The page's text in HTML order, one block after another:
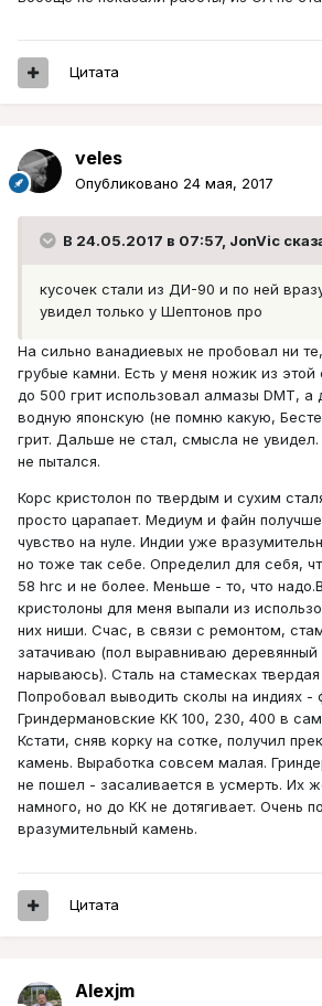
Цитата
veles
Опубликовано 24 мая, 2017
В 24.05.2017 в 07:57, JonVic
кусочек стали из ДИ-90 и по ней
увидел только у Шептонов про
На сильно ванадиевых не пробовал ни
грубые камни. Есть у меня ножик из
до 500 грит использовал алмазы DMT, а
водную японскую (не помню какую,
грит. Дальше не стал, смысла не
не пытался.
Корс кристолон по твердым и сухим
просто царапает. Медиум и файн
чувство на нуле. Индии уже
но тоже так себе. Определил для себя,
58 hrc и не более. Меньше - то, что
кристолоны для меня выпали из
них ниши. Счас, в связи с ремонтом,
затачиваю (пол выравниваю деревянный
нарываюсь). Сталь на стамесках твердая
Попробовал выводить сколы на индиях -
Гриндермановские КК 100, 230, 400 в
Кстати, сняв корку на сотке, получил
камень. Выработка совсем малая.
не пошел - засаливается в усмерть. Их
намного, но до КК не дотягивает. Очень
вразумительный камень.
Цитата
Alexjm